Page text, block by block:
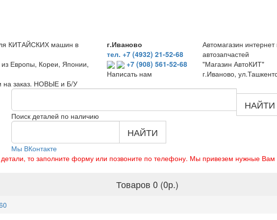
КИТАЙСКИХ машин в
Европы, Кореи, Японии,
на заказ. НОВЫЕ и Б/У
г.Иваново
тел. +7 (4932) 21-52-68
+7 (908) 561-52-68
Написать нам
Автомагазин интернет
автозапчастей
"Магазин АвтоКИТ"
г.Иваново,
Поиск деталей по наличию
НАЙТИ
НАЙТИ
Мы ВКонтакте
то заполните форму или позвоните по телефону. Мы привезем нужные Вам
Товаров 0 (0р.)